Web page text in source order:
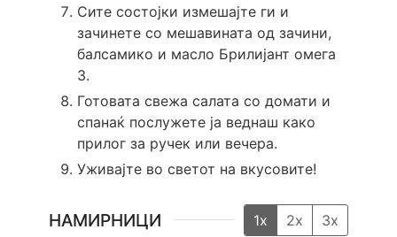
Сите состојки измешајте ги и
зачинете со мешавината од зачини,
балсамико и масло Брилијант омега
3.
Готовата свежа салата со домати и
спанаќ послужете ја веднаш како
прилог за ручек или вечера.
Уживајте во светот на вкусовите!
НАМИРНИЦИ 1x 2x
3x